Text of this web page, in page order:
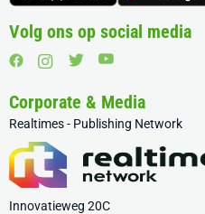
Volg ons op social media
Corporate & Media
Realtimes - Publishing Network
Innovatieweg 20C